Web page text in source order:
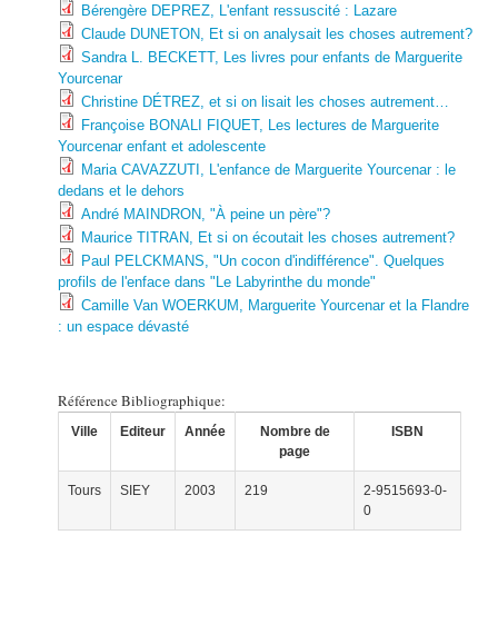
Bérengère DEPREZ, L'enfant ressuscité : Lazare
Claude DUNETON, Et si on analysait les choses autrement?
Sandra L. BECKETT, Les livres pour enfants de Marguerite
Yourcenar
Christine DÉTREZ, et si on lisait les choses autrement…
Françoise BONALI FIQUET, Les lectures de Marguerite
Yourcenar enfant et adolescente
Maria CAVAZZUTI, L'enfance de Marguerite Yourcenar : le
dedans et le dehors
André MAINDRON, "À peine un père"?
Maurice TITRAN, Et si on écoutait les choses autrement?
Paul PELCKMANS, "Un cocon d'indifférence". Quelques
profils de l'enface dans "Le Labyrinthe du monde"
Camille Van WOERKUM, Marguerite Yourcenar et la Flandre
: un espace dévasté
Référence Bibliographique:
Ville Editeur Année
Nombre de
page
ISBN
Tours SIEY 2003 219
2-9515693-0-
0